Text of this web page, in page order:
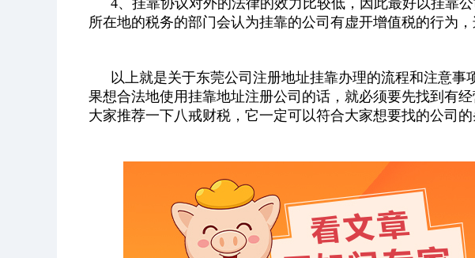
4、挂靠协议对外的法律的效力比较低，因此最好以挂靠
所在地的税务的部门会认为挂靠的公司有虚开增值税的行为，
以上就是关于东莞公司注册地址挂靠办理的流程和注意事
果想合法地使用挂靠地址注册公司的话，就必须要先找到有
大家推荐一下八戒财税，它一定可以符合大家想要找的公司的